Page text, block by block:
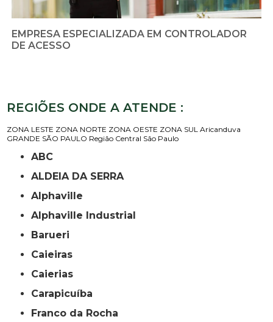
EMPRESA ESPECIALIZADA EM CONTROLADOR
DE ACESSO
REGIÕES ONDE A ATENDE :
ZONA LESTE ZONA NORTE ZONA OESTE ZONA SUL Aricanduva
GRANDE SÃO PAULO Região Central São Paulo
ABC
ALDEIA DA SERRA
Alphaville
Alphaville Industrial
Barueri
Caieiras
Caierias
Carapicuíba
Franco da Rocha